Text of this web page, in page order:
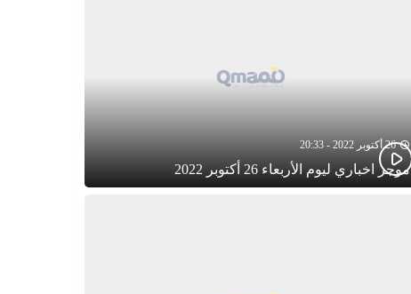
26 أكتوبر 2022 - 20:33
موجز اخباري ليوم الأربعاء 26 أكتوبر 2022